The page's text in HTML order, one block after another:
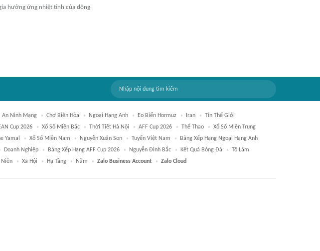
hưởng ứng nhiệt tình của đông
An Ninh Mạng Chợ Biên Hòa Ngoại Hạng Anh Eo Biển Hormuz Iran
Tin Thế Giới
Cup 2026 Xổ Số Miền Bắc Thời Tiết Hà Nội AFF Cup 2026 Thể Thao
Xổ Số Miền Trung
Yamal Xổ Số Miền Nam Nguyễn Xuân Son Tuyển Việt Nam
Bảng Xếp Hạng Ngoại Hạng Anh
Doanh Nghiệp Bảng Xếp Hạng AFF Cup 2026 Nguyễn Đình Bắc Kết Quả Bóng Đá
Tô Lâm
Niên Xã Hội Hạ Tầng Năm Zalo Business Account Zalo Cloud